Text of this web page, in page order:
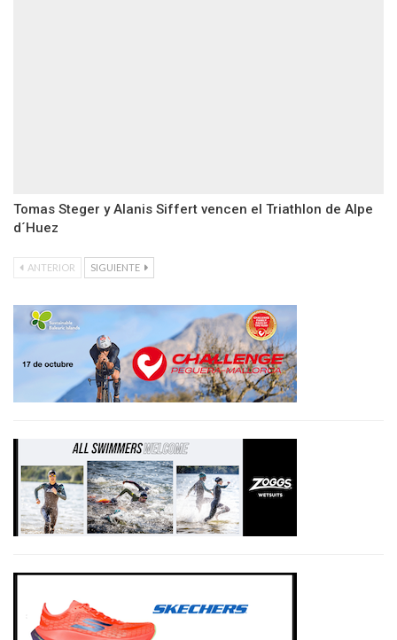
Tomas Steger y Alanis Siffert vencen el Triathlon de Alpe
d´Huez
ANTERIOR SIGUIENTE